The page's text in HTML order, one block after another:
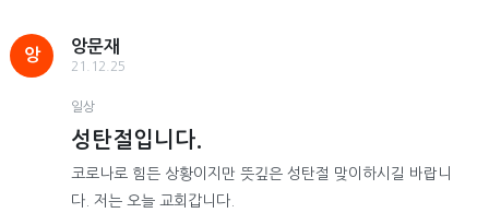
앙
앙문재
21.12.25
일상
성탄절입니다.
코로나로 힘든 상황이지만 뜻깊은 성탄절 맞이하시길 바랍니
다. 저는 오늘 교회갑니다.